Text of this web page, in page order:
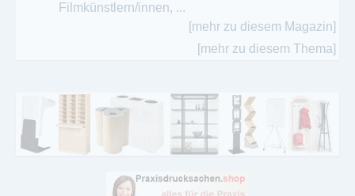
Filmkünstlern/innen, ...
[mehr zu diesem Magazin]
[mehr zu diesem Thema]